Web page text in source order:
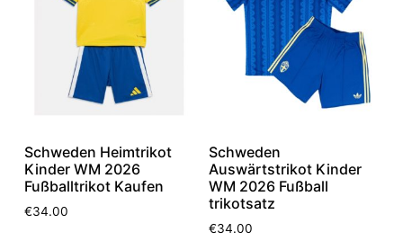
Schweden Heimtrikot
Kinder WM 2026
Fußballtrikot Kaufen
€34.00
Schweden
Auswärtstrikot Kinder
WM 2026 Fußball
trikotsatz
€34.00